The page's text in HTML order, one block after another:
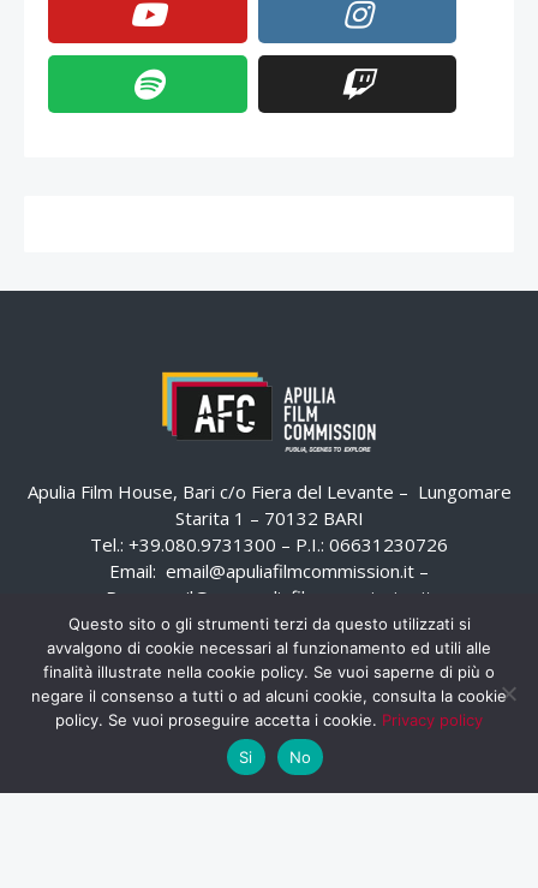
Apulia Film House, Bari c/o Fiera del Levante – Lungomare
Starita 1 – 70132 BARI
Tel.: +39.080.9731300 – P.I.: 06631230726
Email: email@apuliafilmcommission.it –
Pec:
email@pec.apuliafilmcommission.it
Questo sito o gli strumenti terzi da questo utilizzati si
avvalgono di cookie necessari al funzionamento ed utili alle
finalità illustrate nella cookie policy. Se vuoi saperne di più o
negare il consenso a tutti o ad alcuni cookie, consulta la cookie
policy. Se vuoi proseguire accetta i cookie. Privacy policy
Si
No